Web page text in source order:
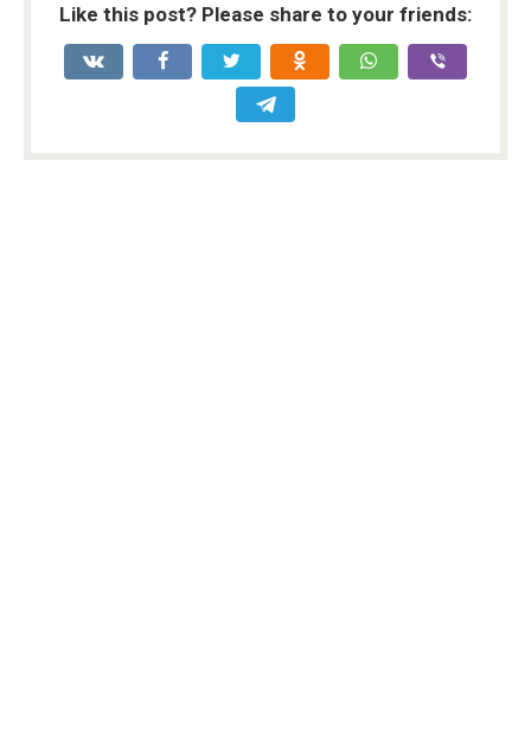
Like this post? Please share to your friends: